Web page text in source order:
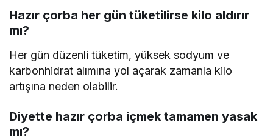
Hazır çorba her gün tüketilirse kilo aldırır
mı?
Her gün düzenli tüketim, yüksek sodyum ve
karbonhidrat alımına yol açarak zamanla kilo
artışına neden olabilir.
Diyette hazır çorba içmek tamamen yasak
mı?